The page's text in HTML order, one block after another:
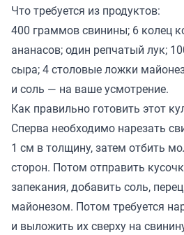
Что требуется из продуктов:
400 граммов свинины; 6 колец
ананасов; один репчатый лук;
сыра; 4 столовые ложки
и соль — на ваше усмотрение.
Как правильно готовить этот
Сперва необходимо нарезать
1 см в толщину, затем отбить
сторон. Потом отправить
запекания, добавить соль,
майонезом. Потом требуется
и выложить их сверху на